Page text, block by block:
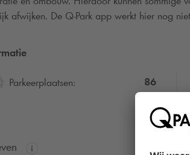
afwijken. De Q-Park app werkt hier nog
Parkeerplaatsen: 86